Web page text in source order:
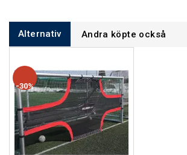
Alternativ Andra köpte också
30%